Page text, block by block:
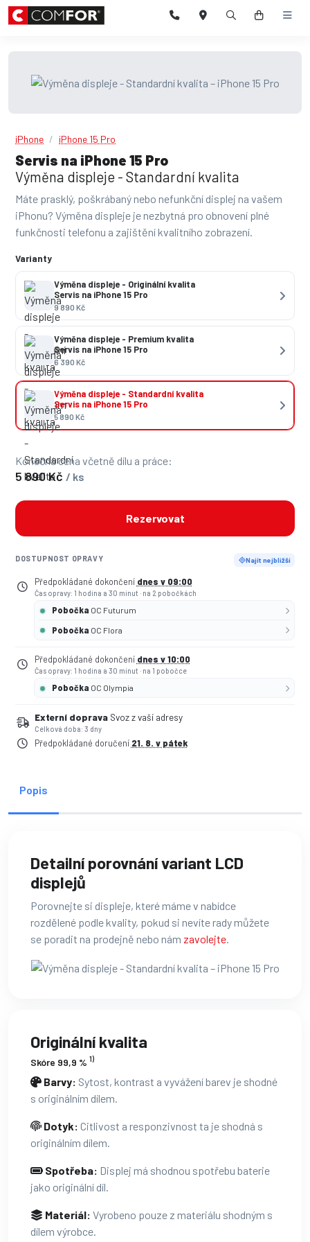
iPhone iPhone 15 Pro
Servis na iPhone 15 Pro
Výměna displeje - Standardní kvalita
Máte prasklý, poškrábaný nebo nefunkční displej na vašem
iPhonu? Výměna displeje je nezbytná pro obnovení plné
funkčnosti telefonu a zajištění kvalitního zobrazení.
Varianty
Výměna displeje - Originální kvalita
Servis na iPhone 15 Pro
9 890 Kč
Výměna displeje - Premium kvalita
Servis na iPhone 15 Pro
6 390 Kč
Výměna displeje - Standardní kvalita
Servis na iPhone 15 Pro
5 890 Kč
Konečná cena včetně dílu a práce:
5 890 Kč / ks
Rezervovat
DOSTUPNOST OPRAVY Najít nejbližší
Předpokládané dokončení dnes v 09:00
Čas opravy: 1 hodina a 30 minut · na 2 pobočkách
Pobočka OC Futurum
Pobočka OC Flora
Předpokládané dokončení dnes v 10:00
Čas opravy: 1 hodina a 30 minut · na 1 pobočce
Pobočka OC Olympia
Externí doprava Svoz z vaší adresy
Celková doba: 3 dny
Předpokládané doručení 21. 8. v pátek
Popis
Detailní porovnání variant LCD
displejů
Porovnejte si displeje, které máme v nabídce
rozdělené podle kvality, pokud si nevíte rady můžete
se poradit na prodejně nebo nám zavolejte
Originální kvalita
Skóre 99,9 % 1)
Barvy: Sytost, kontrast a vyvážení barev je shodné
s originálním dílem.
Dotyk: Citlivost a responzivnost ta je shodná s
originálním dílem.
Spotřeba: Displej má shodnou spotřebu baterie
jako originální díl.
Materiál: Vyrobeno pouze z materiálu shodným s
dílem výrobce.